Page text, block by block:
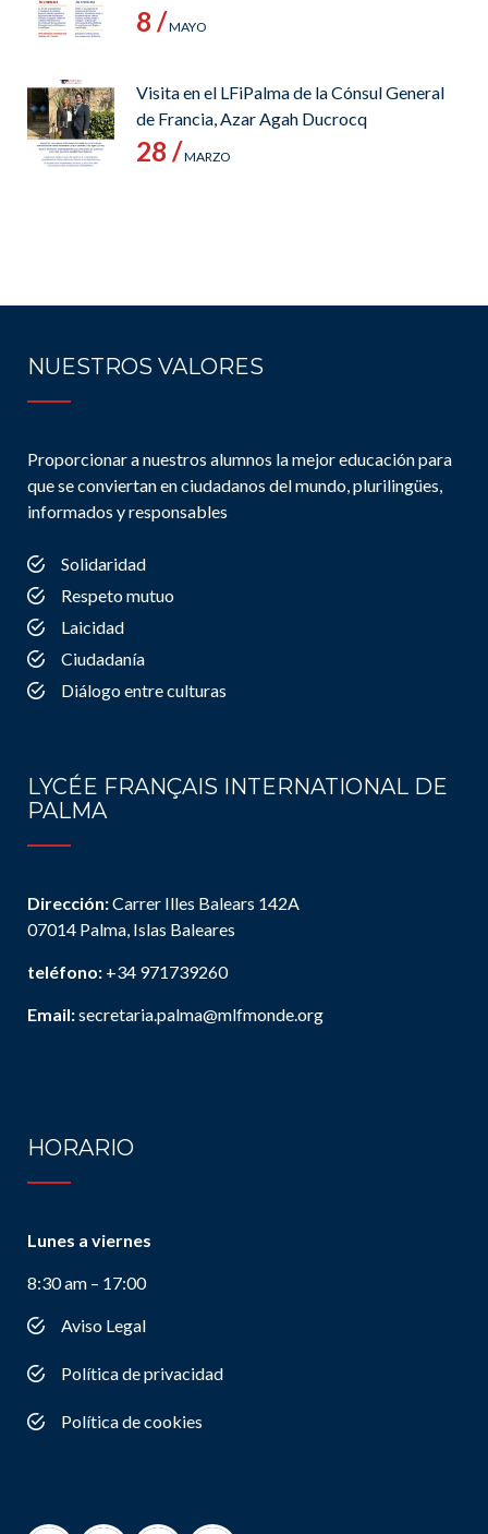
8 /MAYO
Visita en el LFiPalma de la Cónsul General
de Francia, Azar Agah Ducrocq
28 /MARZO
NUESTROS VALORES
Proporcionar a nuestros alumnos la mejor educación para
que se conviertan en ciudadanos del mundo, plurilingües,
informados y responsables
Solidaridad
Respeto mutuo
Laicidad
Ciudadanía
Diálogo entre culturas
LYCÉE FRANÇAIS INTERNATIONAL DE
PALMA
Dirección:Carrer Illes Balears 142A
07014 Palma, Islas Baleares
teléfono: +34 971739260
Email:secretaria.palma@mlfmonde.org
HORARIO
Lunes a viernes
8:30 am – 17:00
Aviso Legal
Política de privacidad
Política de cookies